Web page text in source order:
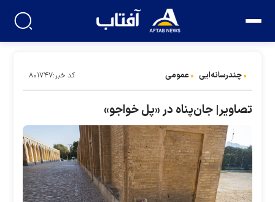
چندرسانه‌ایی عمومی کد خبر:۸۰۱۷۴۷
تصاویر| جان‌پناه در «پل خواجو»